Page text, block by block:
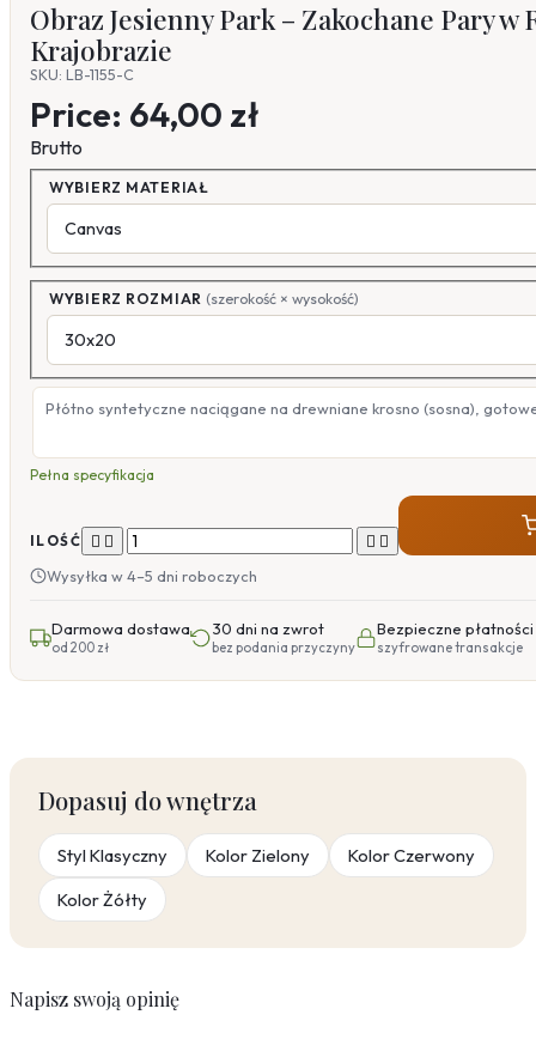
Obraz Jesienny Park – Zakochane Pary w
Krajobrazie
SKU: LB-1155-C
Price: 64,00 zł
Brutto
WYBIERZ MATERIAŁ
WYBIERZ ROZMIAR (szerokość × wysokość)
Płótno syntetyczne naciągane na drewniane krosno (sosna),
Pełna specyfikacja
ILOŚĆ    
Wysyłka w 4–5 dni roboczych
Darmowa dostawa
od 200 zł
30 dni na zwrot
bez podania przyczyny
Bezpieczne płatności
szyfrowane transakcje
Dopasuj do wnętrza
Styl Klasyczny Kolor Zielony
Kolor Czerwony
Kolor Żółty
Napisz swoją opinię